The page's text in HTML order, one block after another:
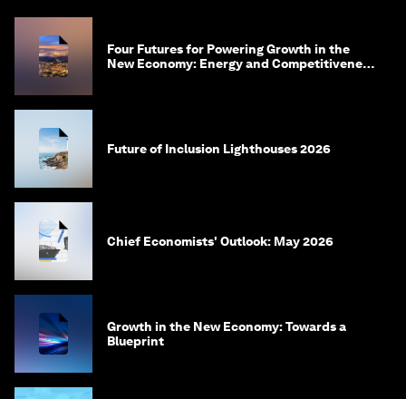
Four Futures for Powering Growth in the
New Economy: Energy and Competitiveness
Future of Inclusion Lighthouses 2026
Chief Economists' Outlook: May 2026
Growth in the New Economy: Towards a
Blueprint